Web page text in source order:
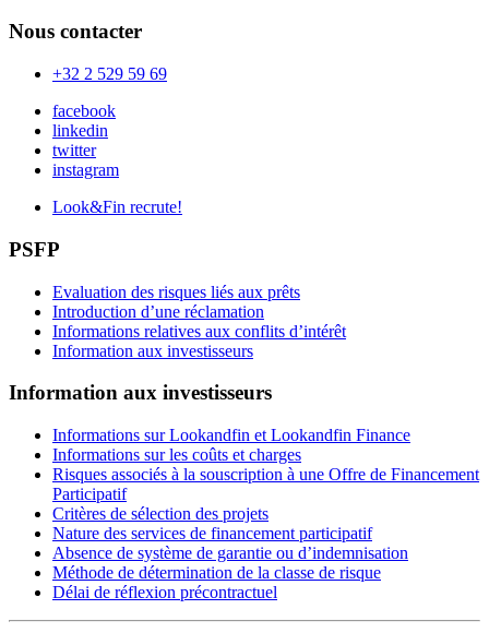
Nous contacter
+32 2 529 59 69
facebook
linkedin
twitter
instagram
Look&Fin recrute!
PSFP
Evaluation des risques liés aux prêts
Introduction d’une réclamation
Informations relatives aux conflits d’intérêt
Information aux investisseurs
Information aux investisseurs
Informations sur Lookandfin et Lookandfin Finance
Informations sur les coûts et charges
Risques associés à la souscription à une Offre de Financement
Participatif
Critères de sélection des projets
Nature des services de financement participatif
Absence de système de garantie ou d’indemnisation
Méthode de détermination de la classe de risque
Délai de réflexion précontractuel